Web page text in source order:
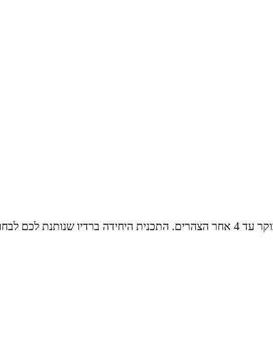
שירים משלושה עשורים, משנות השבעים, השמונים והתשעים שני עד שישי, שמונה בבוקר עד 4